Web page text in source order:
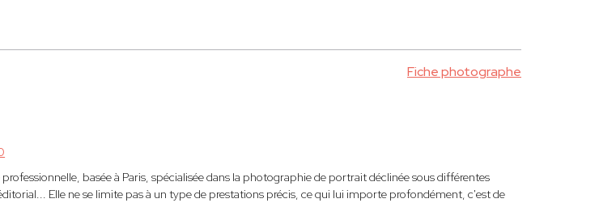
Fiche photographe
basée à Paris, spécialisée dans la photographie de portrait déclinée sous différentes
Elle ne se limite pas à un type de prestations précis, ce qui lui importe profondément, c'est de